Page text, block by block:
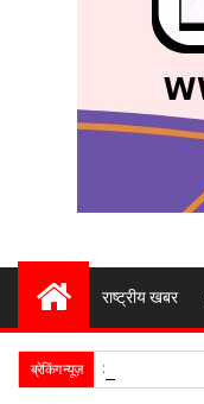
राष्ट्रीय खबर
ब्रेकिंग न्यूज़ 2026-4-1